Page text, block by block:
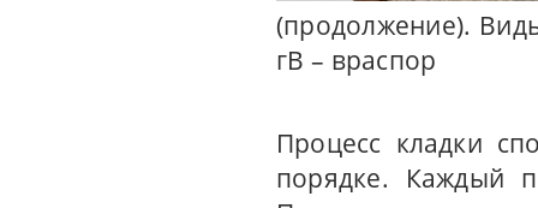
(продолжение).
гВ – враспор
Процесс кладки
порядке. Каждый